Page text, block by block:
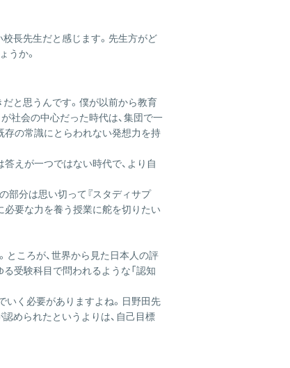
長先生だと感じます。先生方がど
うか。
と思うんです。僕が以前から教育
社会の中心だった時代は、集団で一
存の常識にとらわれない発想力を持
えが一つではない時代で、より自
部分は思い切って『スタディサプ
必要な力を養う授業に舵を切りたい
ところが、世界から見た日本人の評
る受験科目で問われるような「認知
いく必要がありますよね。日野田先
められたというよりは、自己目標